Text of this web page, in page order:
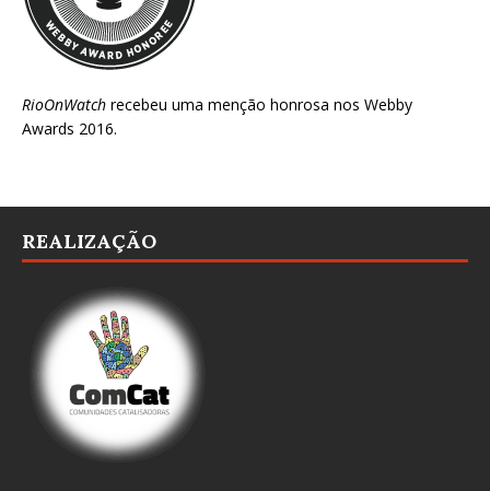
RioOnWatch recebeu uma menção honrosa nos Webby
Awards 2016.
REALIZAÇÃO